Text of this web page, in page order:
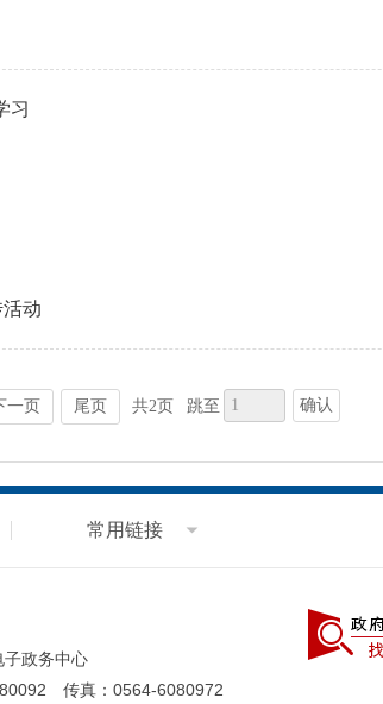
习
动
一页 尾页 共2页 跳至 确认
常用链接
子政务中心
传真：0564-6080972